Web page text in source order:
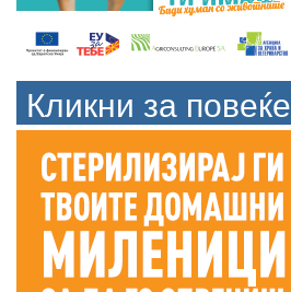
Кликни за повеќе